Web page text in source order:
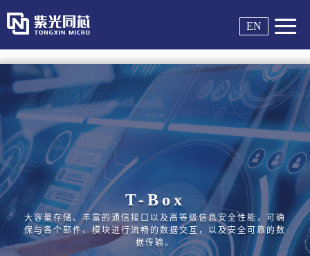
EN 
T-Box
大容量存储、丰富的通信接口以及高等级信息安全性能，可确
保与各个部件、模块进行流畅的数据交互，以及安全可靠的数
据传输。